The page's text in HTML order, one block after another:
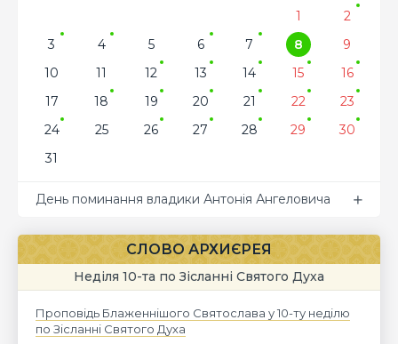
1
2
3
4 5 6 7 8
9
10
11 12 13 14 15
16
17
18 19 20 21 22
23
24
25 26 27 28 29
30
31
День поминання владики Антонія Ангеловича
СЛОВО АРХИЄРЕЯ
Неділя 10-та по Зісланні Святого Духа
Проповідь Блаженнішого Святослава у 10-ту неділю
по Зісланні Святого Духа